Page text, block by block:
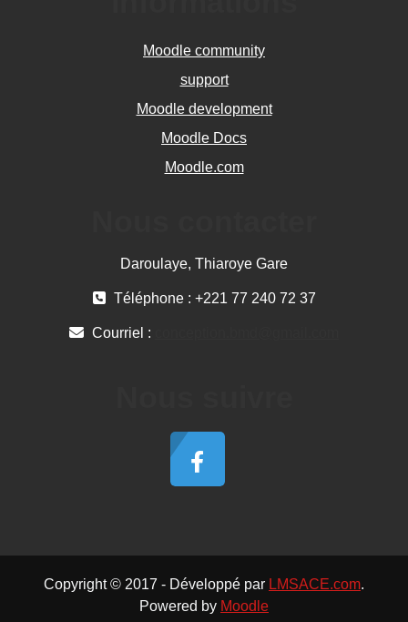
Moodle community
support
Moodle development
Moodle Docs
Moodle.com
Daroulaye, Thiaroye Gare
Téléphone : +221 77 240 72 37
Courriel :
Copyright © 2017 - Développé par LMSACE.com.
Powered by Moodle